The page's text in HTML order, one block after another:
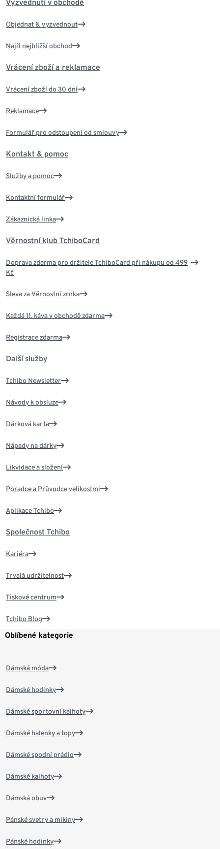
Vyzvednutí v obchodě
Objednat & vyzvednout
Najít nejbližší obchod
Vrácení zboží a reklamace
Vrácení zboží do 30 dní
Reklamace
Formulář pro odstoupení od smlouvy
Kontakt & pomoc
Služby a pomoc
Kontaktní formulář
Zákaznická linka
Věrnostní klub TchiboCard
Doprava zdarma pro držitele TchiboCard při nákupu od 499
Kč
Sleva za Věrnostní zrnka
Každá 11. káva v obchodě zdarma
Registrace zdarma
Další služby
Tchibo Newsletter
Návody k obsluze
Dárková karta
Nápady na dárky
Likvidace a složení
Poradce a Průvodce velikostmi
Aplikace Tchibo
Společnost Tchibo
Kariéra
Trvalá udržitelnost
Tiskové centrum
Tchibo Blog
Oblíbené kategorie
Dámská móda
Dámské hodinky
Dámské sportovní kalhoty
Dámské halenky a topy
Dámské spodní prádlo
Dámské kalhoty
Dámská obuv
Pánské svetry a mikiny
Pánské hodinky